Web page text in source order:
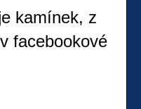
kamínek, z
facebookové